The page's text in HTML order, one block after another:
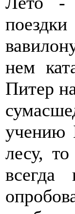
нем
Питер
учению
лесу,